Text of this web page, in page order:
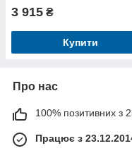
3 915 ₴
Купити
Про нас
100% позитивних з
Працює з